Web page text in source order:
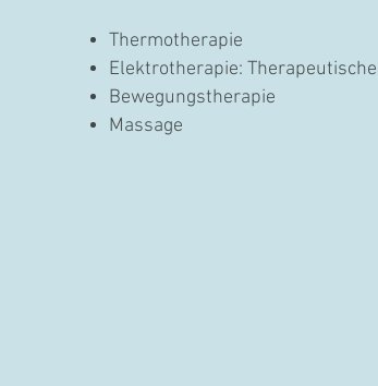
Thermotherapie
Elektrotherapie:
Bewegungstherapie
Massage